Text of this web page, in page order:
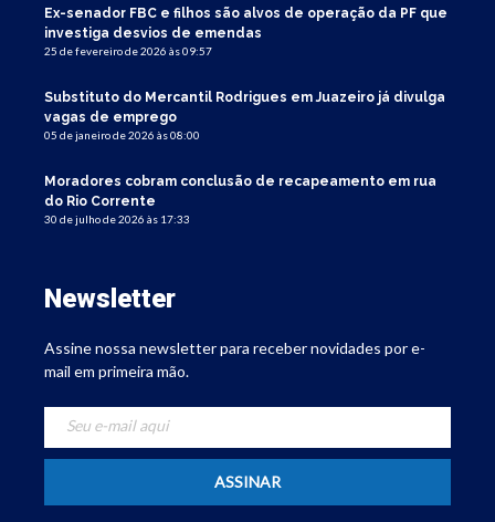
Ex-senador FBC e filhos são alvos de operação da PF que
investiga desvios de emendas
25 de fevereiro de 2026 às 09:57
Substituto do Mercantil Rodrigues em Juazeiro já divulga
vagas de emprego
05 de janeiro de 2026 às 08:00
Moradores cobram conclusão de recapeamento em rua
do Rio Corrente
30 de julho de 2026 às 17:33
Newsletter
Assine nossa newsletter para receber novidades por e-
mail em primeira mão.